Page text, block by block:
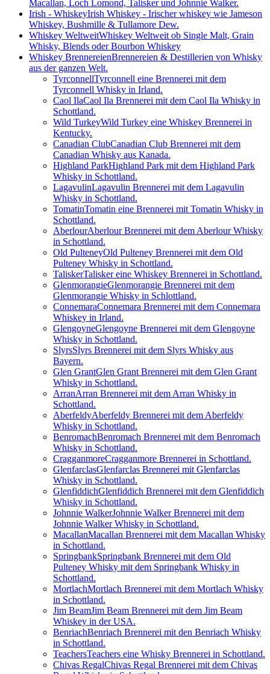
Macallan, Loch Lomond, Talisker und Johnnie Walker.
Irish - WhiskeyIrish Whiskey - Irischer whiskey wie Jameson
Whiskey, Bushmille & Tullamore Dew.
Whiskey WeltweitWhiskey Weltweit ob Single Malt, Grain
Whisky, Blends oder Bourbon Whiskey
Whiskey BrennereienBrennereien & Destillerien von Whisky
aus der ganzen Welt.
TyrconnellTyrconnell eine Brennerei mit dem
Tyrconnell Whisky in Irland.
Caol IlaCaol Ila Brennerei mit dem Caol Ila Whisky in
Schottland.
Wild TurkeyWild Turkey eine Whiskey Brennerei in
Kentucky.
Canadian ClubCanadian Club Brennerei mit dem
Canadian Whisky aus Kanada.
Highland ParkHighland Park mit dem Highland Park
Whisky in Schottland.
LagavulinLagavulin Brennerei mit dem Lagavulin
Whisky in Schottland.
TomatinTomatin eine Brennerei mit Tomatin Whisky in
Schottland.
AberlourAberlour Brennerei mit dem Aberlour Whisky
in Schottland.
Old PulteneyOld Pulteney Brennerei mit dem Old
Pulteney Whisky in Schottland.
TaliskerTalisker eine Whiskey Brennerei in Schottland.
GlenmorangieGlenmorangie Brennerei mit dem
Glenmorangie Whisky in Schlottland.
ConnemaraConnemara Brennerei mit dem Connemara
Whiskey in Irland.
GlengoyneGlengoyne Brennerei mit dem Glengoyne
Whisky in Schottland.
SlyrsSlyrs Brennerei mit dem Slyrs Whisky aus
Bayern.
Glen GrantGlen Grant Brennerei mit dem Glen Grant
Whisky in Schottland.
ArranArran Brennerei mit dem Arran Whisky in
Schottland.
AberfeldyAberfeldy Brennerei mit dem Aberfeldy
Whisky in Schottland.
BenromachBenromach Brennerei mit dem Benromach
Whisky in Schottland.
CragganmoreCragganmore Brennerei in Schottland.
GlenfarclasGlenfarclas Brennerei mit Glenfarclas
Whisky in Schottland.
GlenfiddichGlenfiddich Brennerei mit dem Glenfiddich
Whisky in Schottland.
Johnnie WalkerJohnnie Walker Brennerei mit dem
Johnnie Walker Whisky in Schottland.
MacallanMacallan Brennerei mit dem Macallan Whisky
in Schottland.
SpringbankSpringbank Brennerei mit dem Old
Pulteney Whisky mit dem Springbank Whisky in
Schottland.
MortlachMortlach Brennerei mit dem Mortlach Whisky
in Schottland.
Jim BeamJim Beam Brennerei mit dem Jim Beam
Whiskey in der USA.
BenriachBenriach Brennerei mit den Benriach Whisky
in Schottland.
TeachersTeachers eine Whisky Brennerei in Schottland.
Chivas RegalChivas Regal Brennerei mit dem Chivas